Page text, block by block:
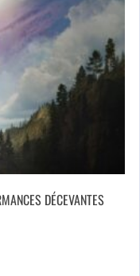
DÉCEVANTES